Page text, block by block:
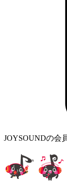
JOYSOUNDの会